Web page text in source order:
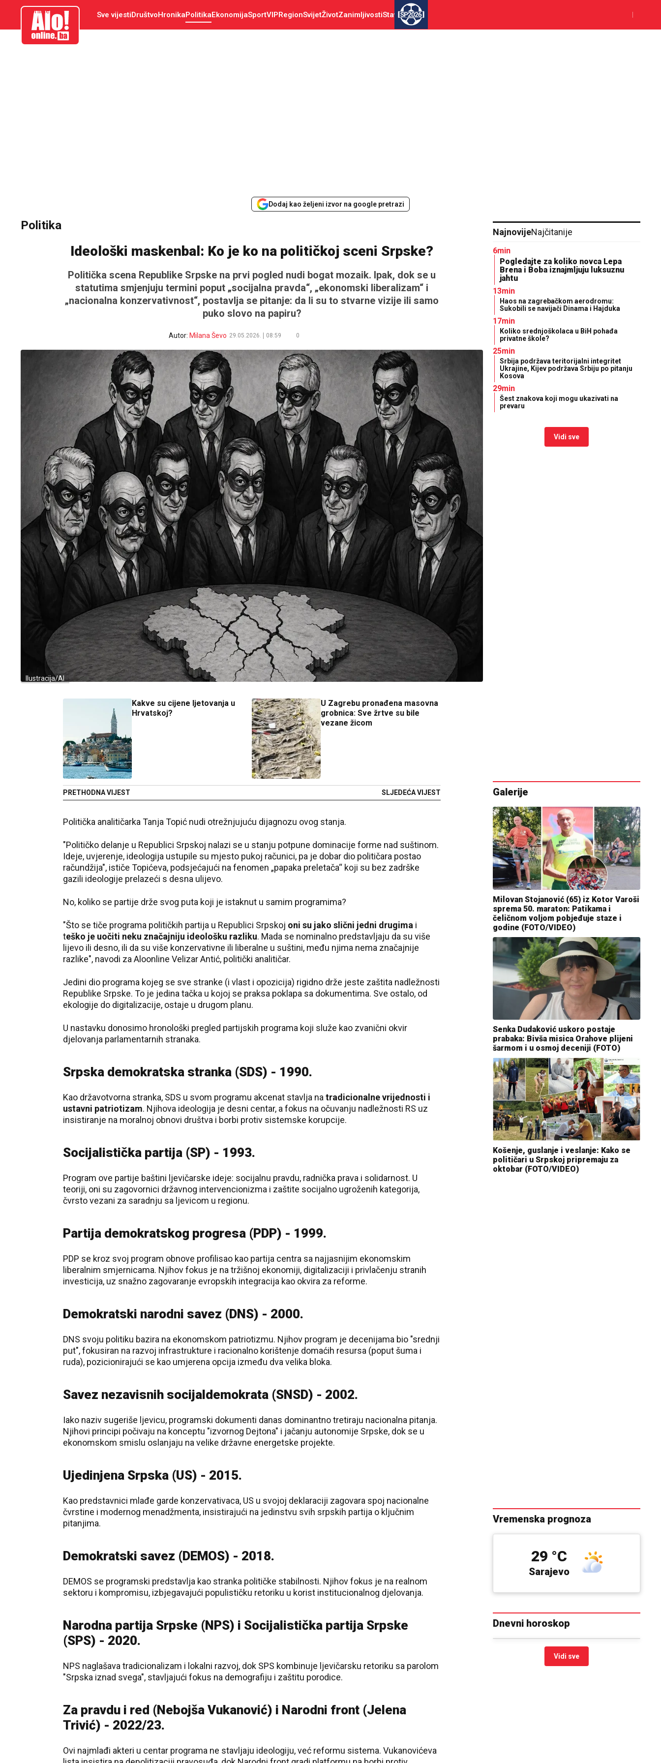
aloonline.ba Sve vijestiDruštvoHronikaPolitikaEkonomijaSportVIPRegionSvijetŽivotZanimljivostiStav SP2026
Dodaj kao željeni izvor na google pretrazi
Politika
Ideološki maskenbal: Ko je ko na političkoj sceni Srpske?
Politička scena Republike Srpske na prvi pogled nudi bogat mozaik. Ipak, dok se u
statutima smjenjuju termini poput „socijalna pravda“, „ekonomski liberalizam“ i
„nacionalna konzervativnost“, postavlja se pitanje: da li su to stvarne vizije ili samo
puko slovo na papiru?
Autor: Milana Ševo 29.05.2026. 08:59 0
Ilustracija/AI
Kakve su cijene ljetovanja u
Hrvatskoj?
PRETHODNA VIJEST
U Zagrebu pronađena masovna
grobnica: Sve žrtve su bile
vezane žicom
SLJEDEĆA VIJEST
Politička analitičarka Tanja Topić nudi otrežnjujuću dijagnozu ovog stanja.
"Političko delanje u Republici Srpskoj nalazi se u stanju potpune dominacije forme nad suštinom.
Ideje, uvjerenje, ideologija ustupile su mjesto pukoj računici, pa je dobar dio političara postao
račundžija", ističe Topićeva, podsjećajući na fenomen „papaka preletača“ koji su bez zadrške
gazili ideologije prelazeći s desna ulijevo.
No, koliko se partije drže svog puta koji je istaknut u samim programima?
"Što se tiče programa političkih partija u Republici Srpskoj oni su jako slični jedni drugima i
teško je uočiti neku značajniju ideološku razliku. Mada se nominalno predstavljaju da su više
lijevo ili desno, ili da su više konzervativne ili liberalne u suštini, među njima nema značajnije
razlike", navodi za Aloonline Velizar Antić, politički analitičar.
Jedini dio programa kojeg se sve stranke (i vlast i opozicija) rigidno drže jeste zaštita nadležnosti
Republike Srpske. To je jedina tačka u kojoj se praksa poklapa sa dokumentima. Sve ostalo, od
ekologije do digitalizacije, ostaje u drugom planu.
U nastavku donosimo hronološki pregled partijskih programa koji služe kao zvanični okvir
djelovanja parlamentarnih stranaka.
Srpska demokratska stranka (SDS) - 1990.
Kao državotvorna stranka, SDS u svom programu akcenat stavlja na tradicionalne vrijednosti i
ustavni patriotizam. Njihova ideologija je desni centar, a fokus na očuvanju nadležnosti RS uz
insistiranje na moralnoj obnovi društva i borbi protiv sistemske korupcije.
Socijalistička partija (SP) - 1993.
Program ove partije baštini ljevičarske ideje: socijalnu pravdu, radnička prava i solidarnost. U
teoriji, oni su zagovornici državnog intervencionizma i zaštite socijalno ugroženih kategorija,
čvrsto vezani za saradnju sa ljevicom u regionu.
Partija demokratskog progresa (PDP) - 1999.
PDP se kroz svoj program obnove profilisao kao partija centra sa najjasnijim ekonomskim
liberalnim smjernicama. Njihov fokus je na tržišnoj ekonomiji, digitalizaciji i privlačenju stranih
investicija, uz snažno zagovaranje evropskih integracija kao okvira za reforme.
Demokratski narodni savez (DNS) - 2000.
DNS svoju politiku bazira na ekonomskom patriotizmu. Njihov program je decenijama bio "srednji
put", fokusiran na razvoj infrastrukture i racionalno korištenje domaćih resursa (poput šuma i
ruda), pozicionirajući se kao umjerena opcija između dva velika bloka.
Savez nezavisnih socijaldemokrata (SNSD) - 2002.
Iako naziv sugeriše ljevicu, programski dokumenti danas dominantno tretiraju nacionalna pitanja.
Njihovi principi počivaju na konceptu "izvornog Dejtona" i jačanju autonomije Srpske, dok se u
ekonomskom smislu oslanjaju na velike državne energetske projekte.
Ujedinjena Srpska (US) - 2015.
Kao predstavnici mlađe garde konzervativaca, US u svojoj deklaraciji zagovara spoj nacionalne
čvrstine i modernog menadžmenta, insistirajući na jedinstvu svih srpskih partija o ključnim
pitanjima.
Demokratski savez (DEMOS) - 2018.
DEMOS se programski predstavlja kao stranka političke stabilnosti. Njihov fokus je na realnom
sektoru i kompromisu, izbjegavajući populističku retoriku u korist institucionalnog djelovanja.
Narodna partija Srpske (NPS) i Socijalistička partija Srpske
(SPS) - 2020.
NPS naglašava tradicionalizam i lokalni razvoj, dok SPS kombinuje ljevičarsku retoriku sa parolom
"Srpska iznad svega", stavljajući fokus na demografiju i zaštitu porodice.
Za pravdu i red (Nebojša Vukanović) i Narodni front (Jelena
Trivić) - 2022/23.
Ovi najmlađi akteri u centar programa ne stavljaju ideologiju, već reformu sistema. Vukanovićeva
NajnovijeNajčitanije
6min
Pogledajte za koliko novca Lepa
Brena i Boba iznajmljuju luksuznu
jahtu
13min
Haos na zagrebačkom aerodromu:
Sukobili se navijači Dinama i Hajduka
17min
Koliko srednjoškolaca u BiH pohađa
privatne škole?
25min
Srbija podržava teritorijalni integritet
Ukrajine, Kijev podržava Srbiju po pitanju
Kosova
29min
Šest znakova koji mogu ukazivati na
prevaru
Vidi sve
Galerije
Milovan Stojanović (65) iz Kotor Varoši
sprema 50. maraton: Patikama i
čeličnom voljom pobjeđuje staze i
godine (FOTO/VIDEO)
Senka Dudaković uskoro postaje
prabaka: Bivša misica Orahove plijeni
šarmom i u osmoj deceniji (FOTO)
Košenje, guslanje i veslanje: Kako se
političari u Srpskoj pripremaju za
oktobar (FOTO/VIDEO)
Vremenska prognoza
Sarajevo
29 °C
Dnevni horoskop
Vidi sve